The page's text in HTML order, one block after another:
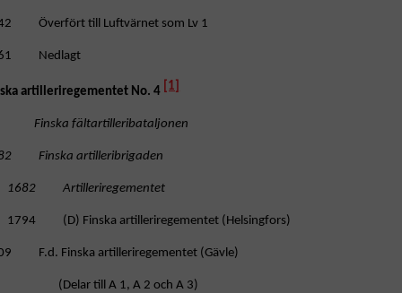
Överfört till Luftvärnet som Lv 1
Nedlagt
artilleriregementet No. 4 [1]
fältartilleribataljonen
Finska artilleribrigaden
1682 Artilleriregementet
1794 (D) Finska artilleriregementet (Helsingfors)
F.d. Finska artilleriregementet (Gävle)
(Delar till A 1, A 2 och A 3)